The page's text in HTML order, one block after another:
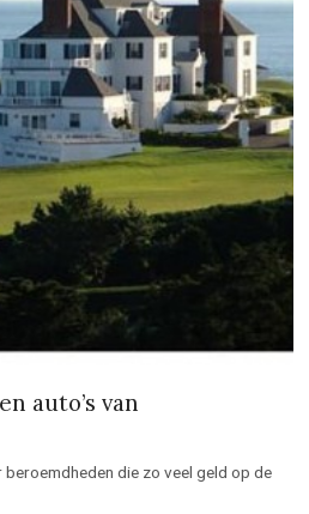
auto’s van
die zo veel geld op de